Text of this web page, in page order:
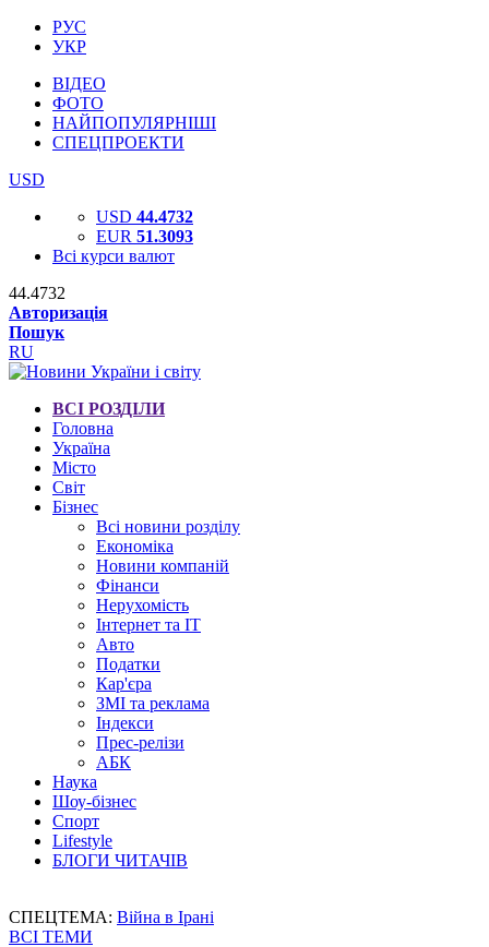
РУС
УКР
ВІДЕО
ФОТО
НАЙПОПУЛЯРНІШІ
СПЕЦПРОЕКТИ
USD
USD 44.4732
EUR 51.3093
Всі курси валют
44.4732
Авторизація
Пошук
RU
ВСІ РОЗДІЛИ
Головна
Україна
Місто
Світ
Бізнес
Всі новини розділу
Економіка
Новини компаній
Фінанси
Нерухомість
Інтернет та IT
Авто
Податки
Кар'єра
ЗМІ та реклама
Індекси
Прес-релізи
АБК
Наука
Шоу-бізнес
Спорт
Lifestyle
БЛОГИ ЧИТАЧІВ
СПЕЦТЕМА: Війна в Ірані
ВСІ ТЕМИ